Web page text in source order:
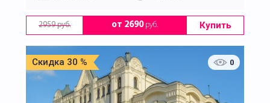
2959 руб. от 2690руб. Купить
Скидка 30 % 0